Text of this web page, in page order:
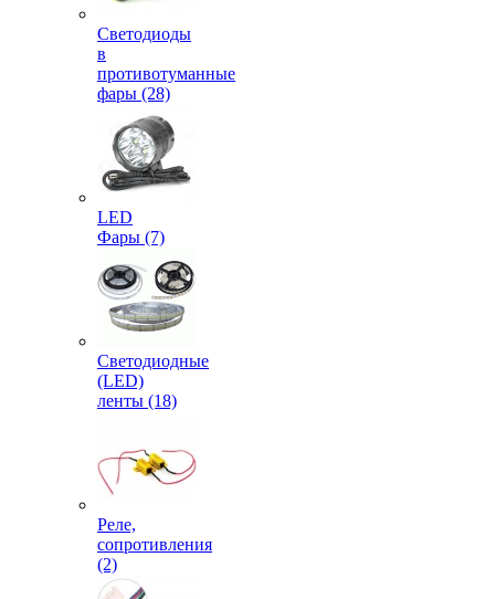
Светодиоды
в
противотуманные
фары (28)
LED
Фары (7)
Светодиодные
(LED)
ленты (18)
Реле,
сопротивления
(2)